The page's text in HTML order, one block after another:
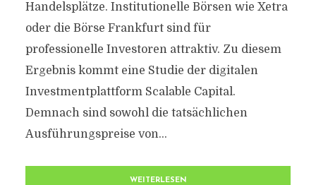
Handelsplätze. Institutionelle Börsen wie Xetra
oder die Börse Frankfurt sind für
professionelle Investoren attraktiv. Zu diesem
Ergebnis kommt eine Studie der digitalen
Investmentplattform Scalable Capital.
Demnach sind sowohl die tatsächlichen
Ausführungspreise von...
WEITERLESEN